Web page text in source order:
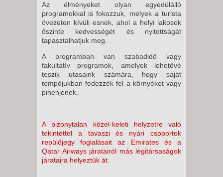
Az élményeket olyan egyedülálló
programokkal is fokozzuk, melyek a turista
övezeten kívüli esnek, ahol a helyi lakosok
őszinte kedvességét és nyitottságát
tapasztalhatjuk meg.
A programban van szabadidő vagy
fakultatív programok, amelyek lehetővé
teszik utasaink számára, hogy saját
tempójukban fedezzék fel a környéket vagy
pihenjenek.
A bizonytalan közel-keleti helyzetre való
tekintettel a tavaszi és nyári csoportok
repülőjegy foglalásait az Emirates és a
Qatar Airways járatairól más légitársaságok
járataira helyeztük át.